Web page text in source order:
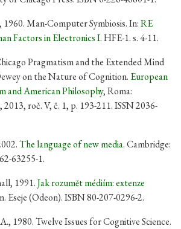
Man-Computer Symbiosis. In:RE
Factors in Electronics I. HFE-1. s. 4-11.
Pragmatism and the Extended Mind
on the Nature of Cognition. European
and American Philosophy, Roma:
2013, roč. V, č. 1, p. 193-211. ISSN 2036-
The language of new media. Cambridge:
63255-1.
1991.Jak rozumět médiím: extenze
Eseje (Odeon). ISBN 80-207-0296-2.
1980. Twelve Issues for Cognitive Science.